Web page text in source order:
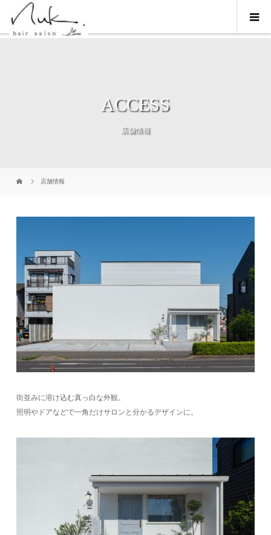
ACCESS
店舗情報
店舗情報
街並みに溶け込む真っ白な外観。
照明やドアなどで一角だけサロンと分かるデザインに。